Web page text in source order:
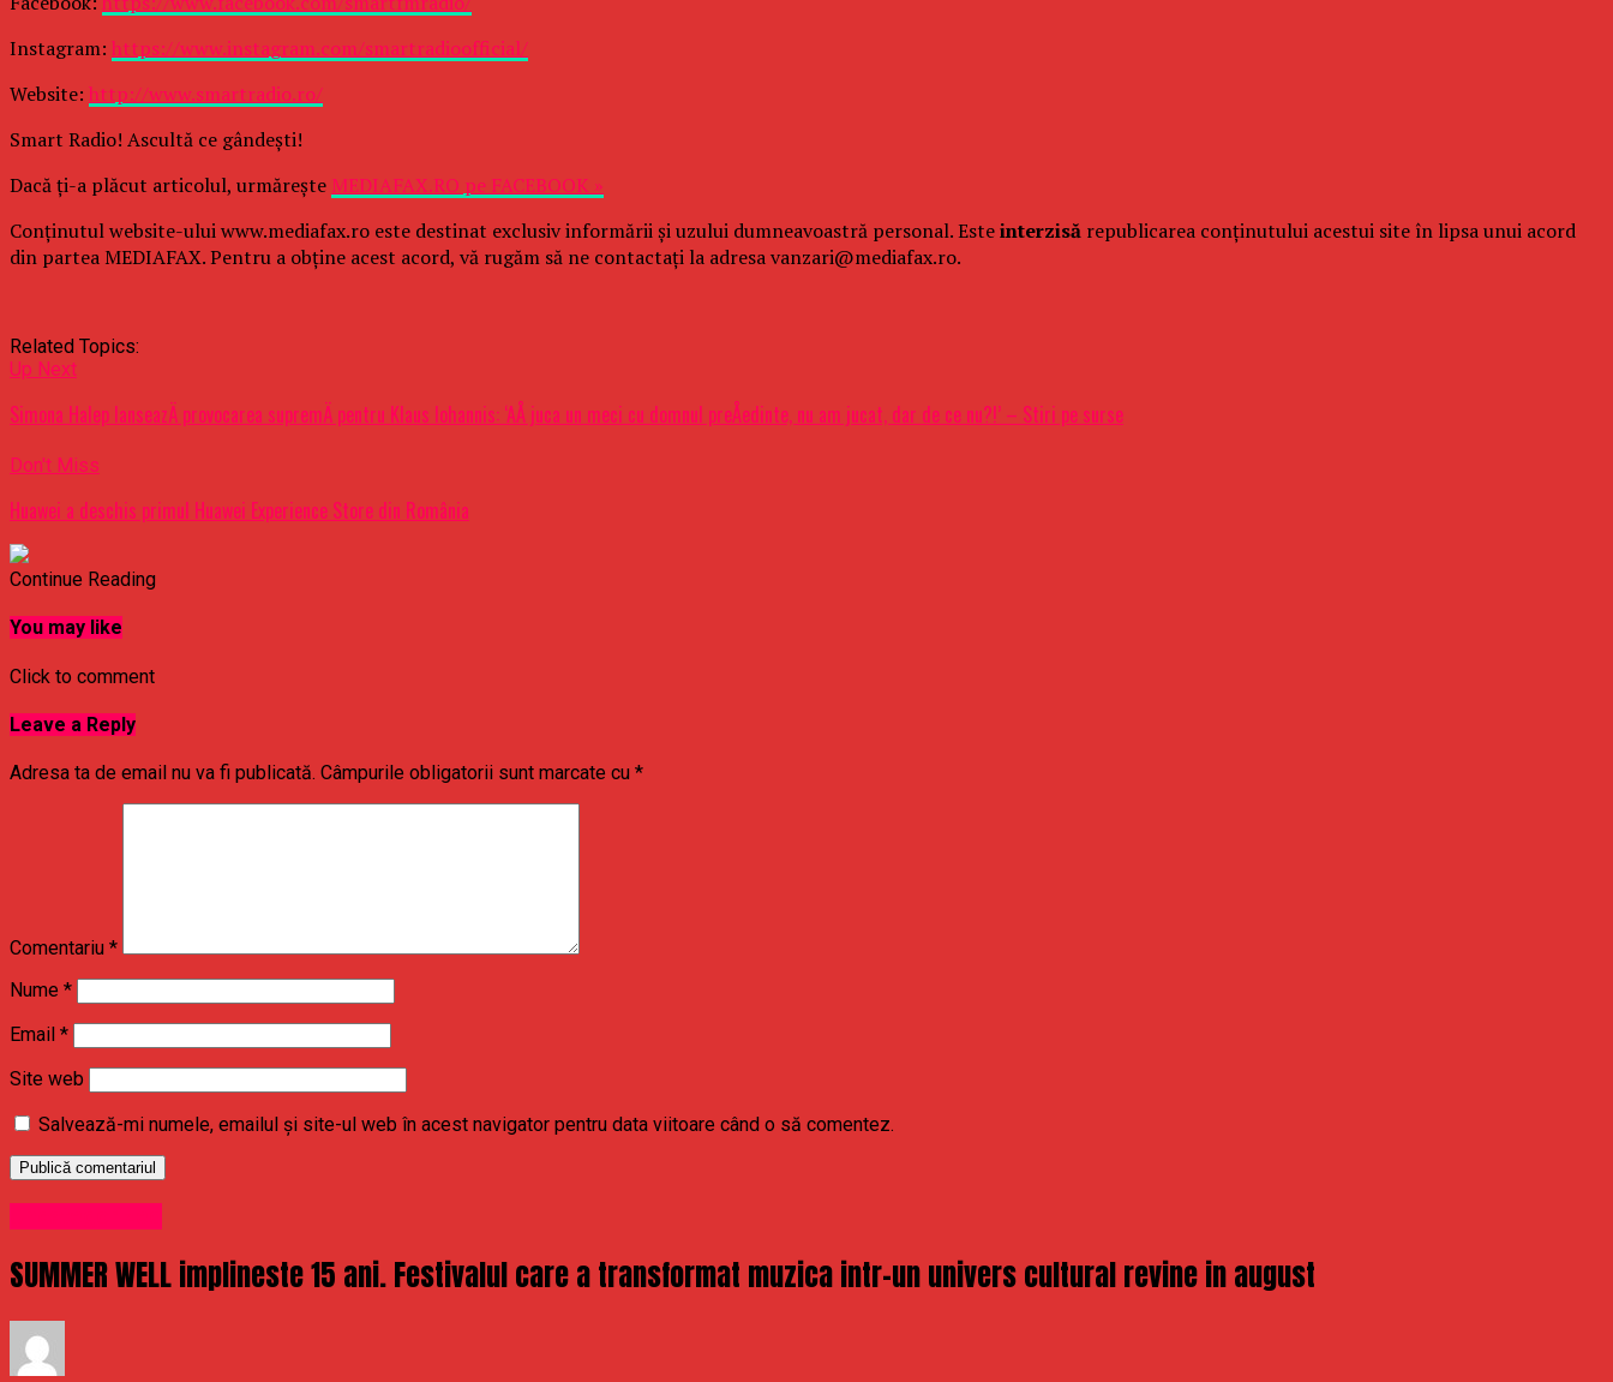
Instagram: https://www.instagram.com/smartradioofficial/
Website: http://www.smartradio.ro/
Smart Radio! Ascultă ce gândeşti!
Dacă ţi-a plăcut articolul, urmăreşte MEDIAFAX.RO pe FACEBOOK »
Conținutul website-ului www.mediafax.ro este destinat exclusiv informării și uzului dumneavoastră personal. Esteinterzisă republicarea conținutului acestui site în lipsa unui acord
din partea MEDIAFAX. Pentru a obține acest acord, vă rugăm să ne contactați la adresa vanzari@mediafax.ro.
Related Topics:
Up Next
Simona Halep lanseazÄ provocarea supremÄ pentru Klaus Iohannis: ‘AÅ juca un meci cu domnul preÅedinte, nu am jucat, dar de ce nu?!’ – Stiri pe surse
Don't Miss
Huawei a deschis primul Huawei Experience Store din România
Continue Reading
You may like
Click to comment
Leave a Reply
Adresa ta de email nu va fi publicată. Câmpurile obligatorii sunt marcate cu *
Comentariu *
Nume *
Email *
Site web
Salvează-mi numele, emailul și site-ul web în acest navigator pentru data viitoare când o să comentez.
SUMMER WELL implineste 15 ani. Festivalul care a transformat muzica intr-un univers cultural revine in august